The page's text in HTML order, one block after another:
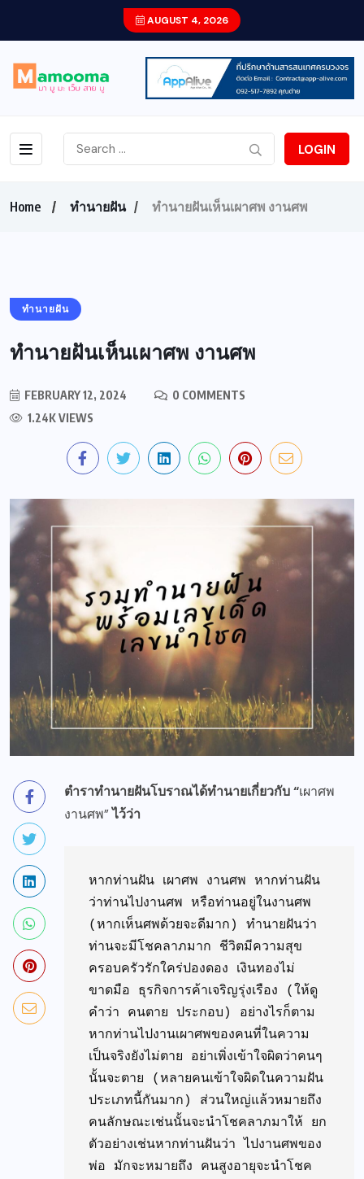
AUGUST 4, 2026
LOGIN
Home ทำนายฝัน ทำนายฝันเห็นเผาศพ งานศพ
ทำนายฝัน
ทำนายฝันเห็นเผาศพ งานศพ
FEBRUARY 12, 2024
0 COMMENTS
1.24K VIEWS
ตำราทำนายฝันโบราณได้ทำนายเกี่ยวกับ “เผาศพ
งานศพ”ไว้ว่า
หากท่านฝัน เผาศพ งานศพ หากท่านฝัน
ว่าท่านไปงานศพ หรือท่านอยู่ในงานศพ
(หากเห็นศพด้วยจะดีมาก) ทำนายฝันว่า
ท่านจะมีโชคลาภมาก ชีวิตมีความสุข
ครอบครัวรักใคร่ปองดอง เงินทองไม่
ขาดมือ ธุรกิจการค้าเจริญรุ่งเรือง (ให้ดู
คำว่า คนตาย ประกอบ) อย่างไรก็ตาม
หากท่านไปงานเผาศพของคนที่ในความ
เป็นจริงยังไม่ตาย อย่าเพิ่งเข้าใจผิดว่าคนๆ
นั้นจะตาย (หลายคนเข้าใจผิดในความฝัน
ประเภทนี้กันมาก) ส่วนใหญ่แล้วหมายถึง
คนลักษณะเช่นนั้นจะนำโชคลาภมาให้ ยก
ตัวอย่างเช่นหากท่านฝันว่า ไปงานศพของ
พ่อ มักจะหมายถึง คนสูงอายุจะนำโชค